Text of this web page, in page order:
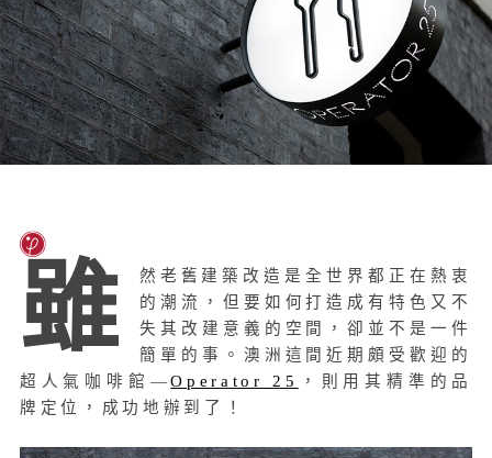
雖
然老舊建築改造是全世界都正在熱衷
的潮流，但要如何打造成有特色又不
失其改建意義的空間，卻並不是一件
簡單的事。澳洲這間近期頗受歡迎的
超人氣咖啡館—Operator 25
，則用其精準的品
牌定位，成功地辦到了！